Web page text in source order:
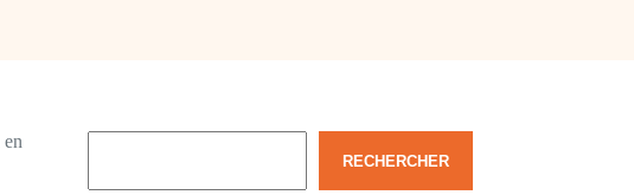
en
RECHERCHER